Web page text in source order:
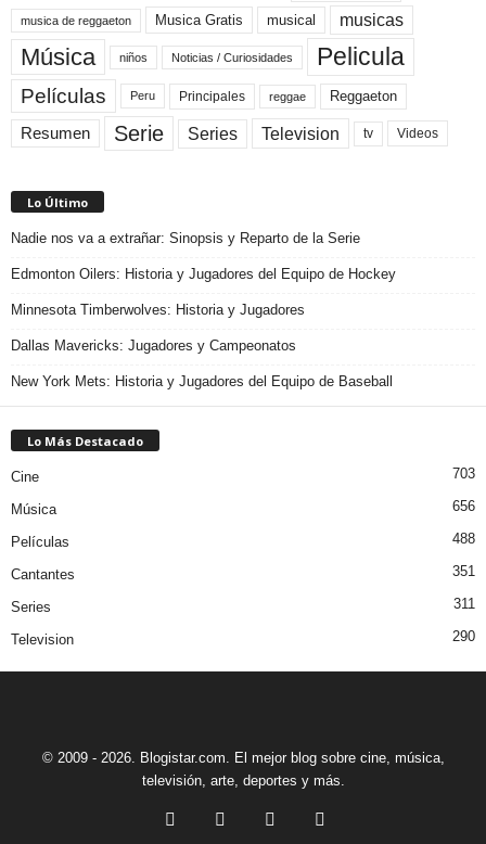
musica de reggaeton Musica Gratis musical musicas
Música niños Noticias / Curiosidades Pelicula
Películas Peru Principales reggae Reggaeton
Resumen Serie Series Television tv Videos
Lo Último
Nadie nos va a extrañar: Sinopsis y Reparto de la Serie
Edmonton Oilers: Historia y Jugadores del Equipo de Hockey
Minnesota Timberwolves: Historia y Jugadores
Dallas Mavericks: Jugadores y Campeonatos
New York Mets: Historia y Jugadores del Equipo de Baseball
Lo Más Destacado
Cine 703
Música 656
Películas 488
Cantantes 351
Series 311
Television 290
© 2009 - 2026. Blogistar.com. El mejor blog sobre cine, música,
televisión, arte, deportes y más.